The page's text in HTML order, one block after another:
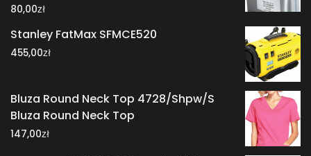
80,00zł
Stanley FatMax SFMCE520
455,00zł
Bluza Round Neck Top 4728/Shpw/S
Bluza Round Neck Top
147,00zł